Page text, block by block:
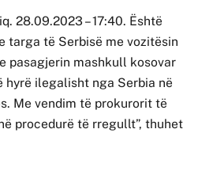
28.09.2023 – 17:40. Është
targa të Serbisë me vozitësin
pasagjerin mashkull kosovar
hyrë ilegalisht nga Serbia në
Me vendim të prokurorit të
procedurë të rregullt”, thuhet